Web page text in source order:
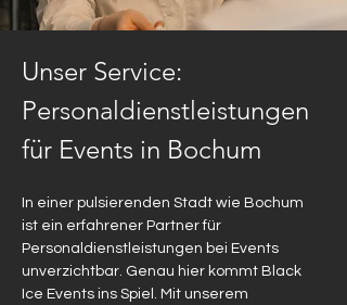
Unser Service:
Personaldienstleistungen
für Events in Bochum
In einer pulsierenden Stadt wie Bochum
ist ein erfahrener Partner für
Personaldienstleistungen bei Events
unverzichtbar. Genau hier kommt Black
Ice Events ins Spiel. Mit unserem